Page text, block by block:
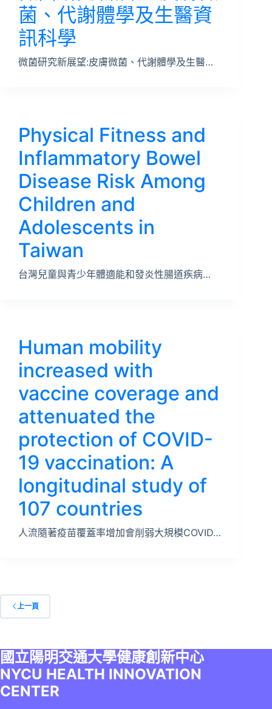
菌、代謝體學及生醫資
訊科學
微菌研究新展望:皮膚微菌、代謝體學及生醫…
Physical Fitness and
Inflammatory Bowel
Disease Risk Among
Children and
Adolescents in
Taiwan
台灣兒童與青少年體適能和發炎性腸道疾病…
Human mobility
increased with
vaccine coverage and
attenuated the
protection of COVID-
19 vaccination: A
longitudinal study of
107 countries
人流隨著疫苗覆蓋率增加會削弱大規模COVID…
上一頁
國立陽明交通大學健康創新中心
NYCU HEALTH INNOVATION
CENTER